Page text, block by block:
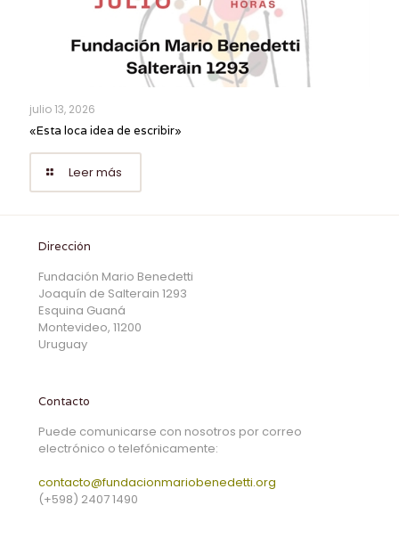
julio 13, 2026
«Esta loca idea de escribir»
Leer más
Dirección
Fundación Mario Benedetti
Joaquín de Salterain 1293
Esquina Guaná
Montevideo, 11200
Uruguay
Contacto
Puede comunicarse con nosotros por correo
electrónico o telefónicamente:
contacto@fundacionmariobenedetti.org
(+598) 2407 1490